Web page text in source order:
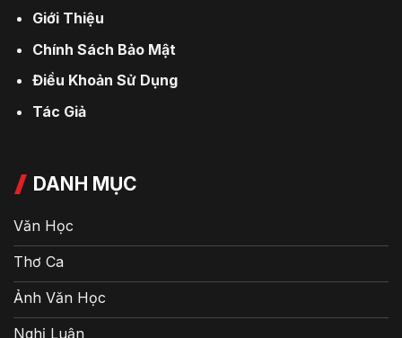
Giới Thiệu
Chính Sách Bảo Mật
Điều Khoản Sử Dụng
Tác Giả
DANH MỤC
Văn Học
Thơ Ca
Ảnh Văn Học
Nghị Luận